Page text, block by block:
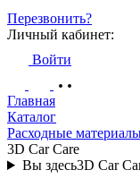
Перезвонить?
Личный кабинет:
Войти
Главная
Каталог
Расходные
3D Car Care
Вы здесь3D Car